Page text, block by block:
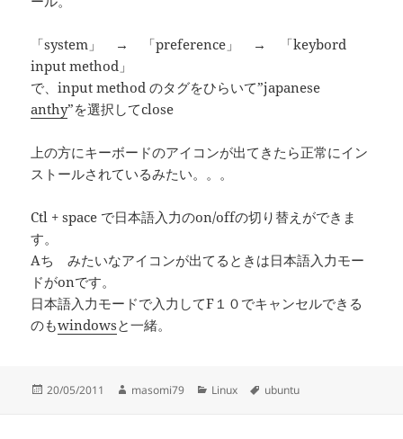
「system」 → 「preference」 → 「keybord
input method」
で、input method のタグをひらいて”japanese
anthy”を選択してclose
上の方にキーボードのアイコンが出てきたら正常にイン
ストールされているみたい。。。
Ctl + space で日本語入力のon/offの切り替えができま
す。
Aち みたいなアイコンが出てるときは日本語入力モー
ドがonです。
日本語入力モードで入力してF１０でキャンセルできる
のもwindowsと一緒。
投
20/05/2011
作
masomi79
カ
Linux
タ
ubuntu